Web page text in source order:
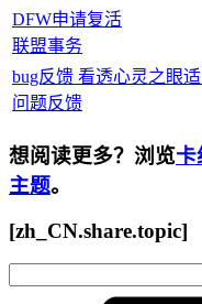
DFW申请复活
联盟事务
bug反馈 看透心灵之眼
问题反馈
想阅读更多？浏览卡
主题。
[zh_CN.share.topic]